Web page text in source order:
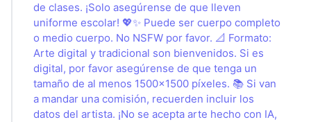
de clases. ¡Solo asegúrense de que lleven
uniforme escolar! 💖✨ Puede ser cuerpo completo
o medio cuerpo. No NSFW por favor. 📐 Formato:
Arte digital y tradicional son bienvenidos. Si es
digital, por favor asegúrense de que tenga un
tamaño de al menos 1500x1500 píxeles. 📚 Si van
a mandar una comisión, recuerden incluir los
datos del artista. ¡No se acepta arte hecho con IA,